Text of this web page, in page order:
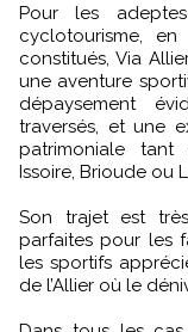
Pour les adeptes de plus en plus nombreux du
cyclotourisme,
constitués, Via
une aventure
dépaysement
traversés, et une
patrimoniale tant
Issoire, Brioude ou
Son trajet est
parfaites pour les
les sportifs
de l’Allier où le